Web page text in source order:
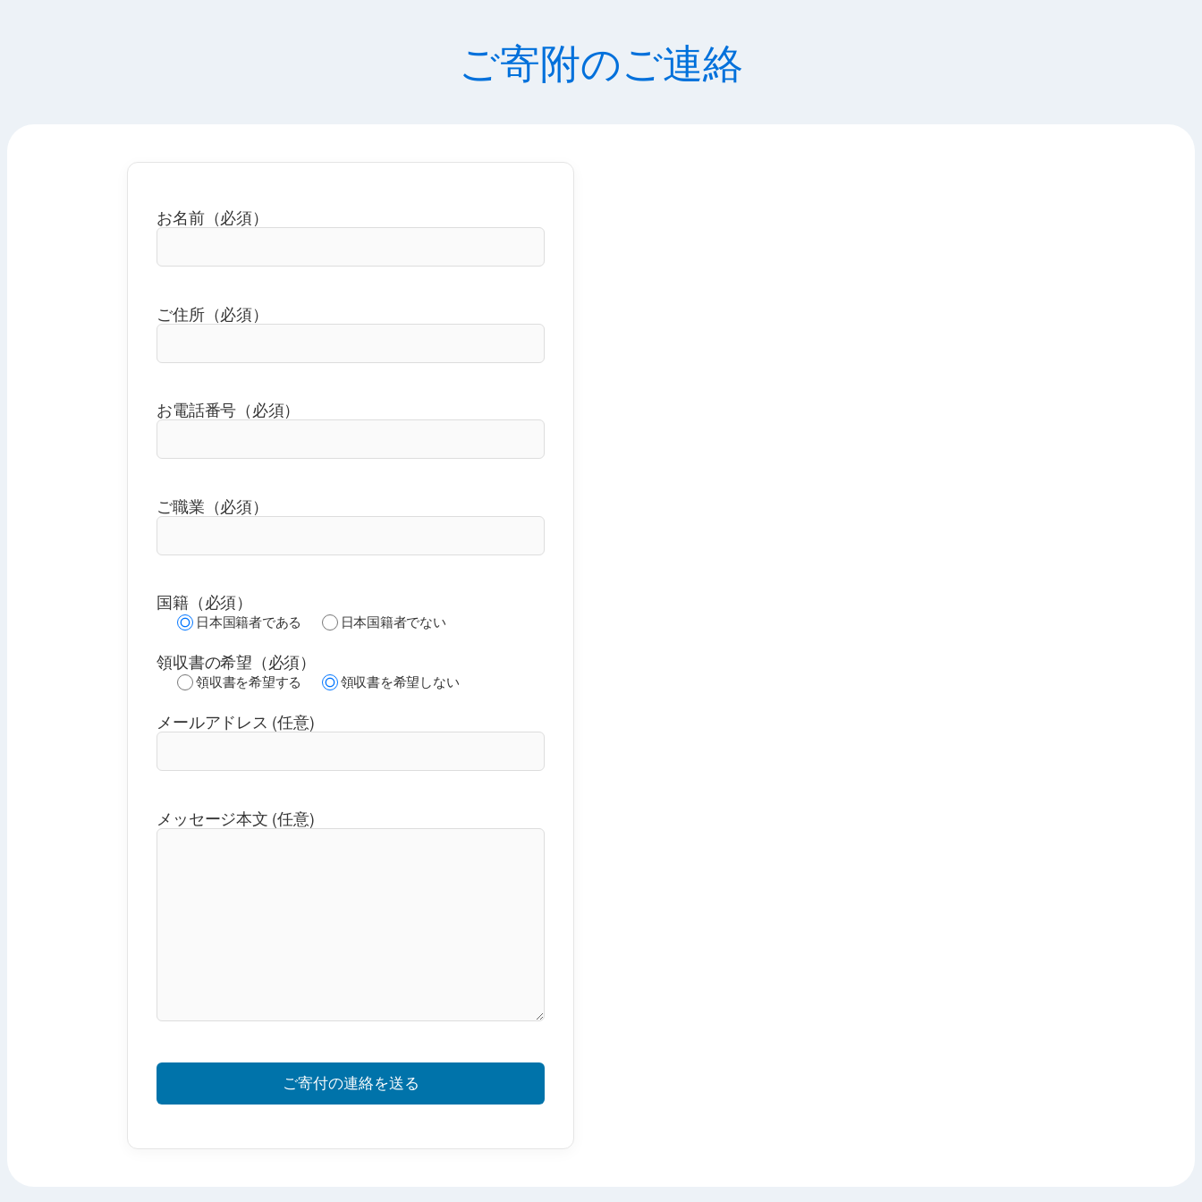
ご寄附のご連絡
お名前（必須）
ご住所（必須）
お電話番号（必須）
ご職業（必須）
国籍（必須）
日本国籍者である 日本国籍者でない
領収書の希望（必須）
領収書を希望する 領収書を希望しない
メールアドレス (任意)
メッセージ本文 (任意)